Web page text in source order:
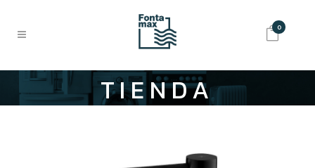
0
TIENDA